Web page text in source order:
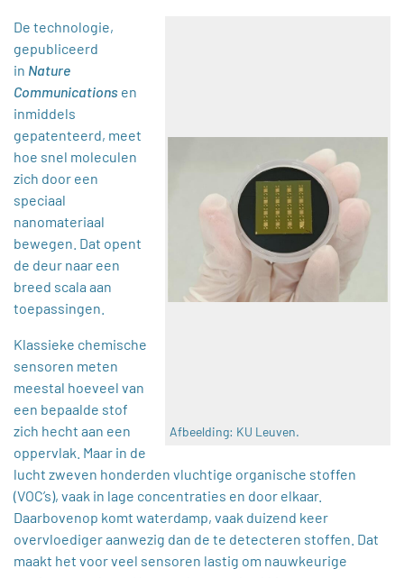
Afbeelding: KU Leuven.
De technologie,
gepubliceerd
in Nature
Communications en
inmiddels
gepatenteerd, meet
hoe snel moleculen
zich door een
speciaal
nanomateriaal
bewegen. Dat opent
de deur naar een
breed scala aan
toepassingen.
Klassieke chemische
sensoren meten
meestal hoeveel van
een bepaalde stof
zich hecht aan een
oppervlak. Maar in de
lucht zweven honderden vluchtige organische stoffen
(VOC’s), vaak in lage concentraties en door elkaar.
Daarbovenop komt waterdamp, vaak duizend keer
overvloediger aanwezig dan de te detecteren stoffen. Dat
maakt het voor veel sensoren lastig om nauwkeurige